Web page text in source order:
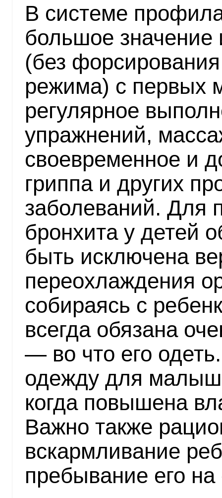
В системе
большое значение
(без
режима) с первых
регулярное
упражнений,
своевременное и
гриппа и других
заболеваний. Для
бронхита у детей
быть исключена
переохлаждения
собираясь с
всегда обязана
— во что его
одежду для
когда повышена
Важно также
вскармливание
пребывание его